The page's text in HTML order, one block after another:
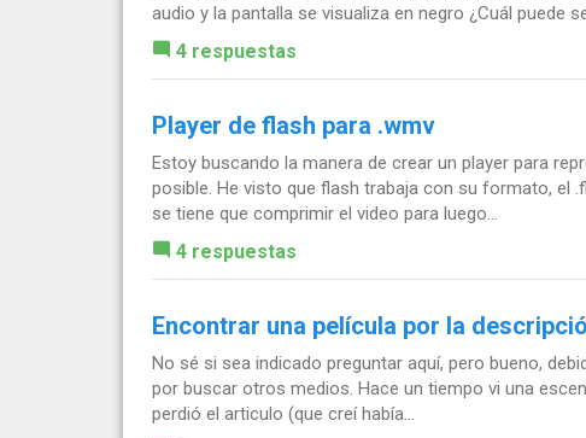
audio y la pantalla se visualiza en negro ¿Cuál puede
4 respuestas
Player de flash para .wmv
Estoy buscando la manera de crear un player para
posible. He visto que flash trabaja con su formato, el
se tiene que comprimir el video para luego...
4 respuestas
Encontrar una película por la
No sé si sea indicado preguntar aquí, pero bueno,
por buscar otros medios. Hace un tiempo vi una
perdió el articulo (que creí había...